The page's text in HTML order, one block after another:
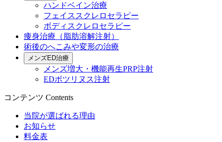
ハンドベイン治療
フェイススクレロセラピー
ボディスクレロセラピー
痩身治療（脂肪溶解注射）
術後のへこみや変形の治療
メンズED治療
メンズ増大・機能再生PRP注射
EDボツリヌス注射
コンテンツ Contents
当院が選ばれる理由
お知らせ
料金表